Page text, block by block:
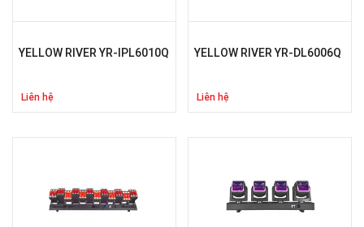
YELLOW RIVER YR-IPL6010Q
Liên hệ
YELLOW RIVER YR-DL6006Q
Liên hệ